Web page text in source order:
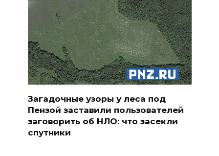
Загадочные узоры у леса под
Пензой заставили пользователей
заговорить об НЛО: что засекли
спутники